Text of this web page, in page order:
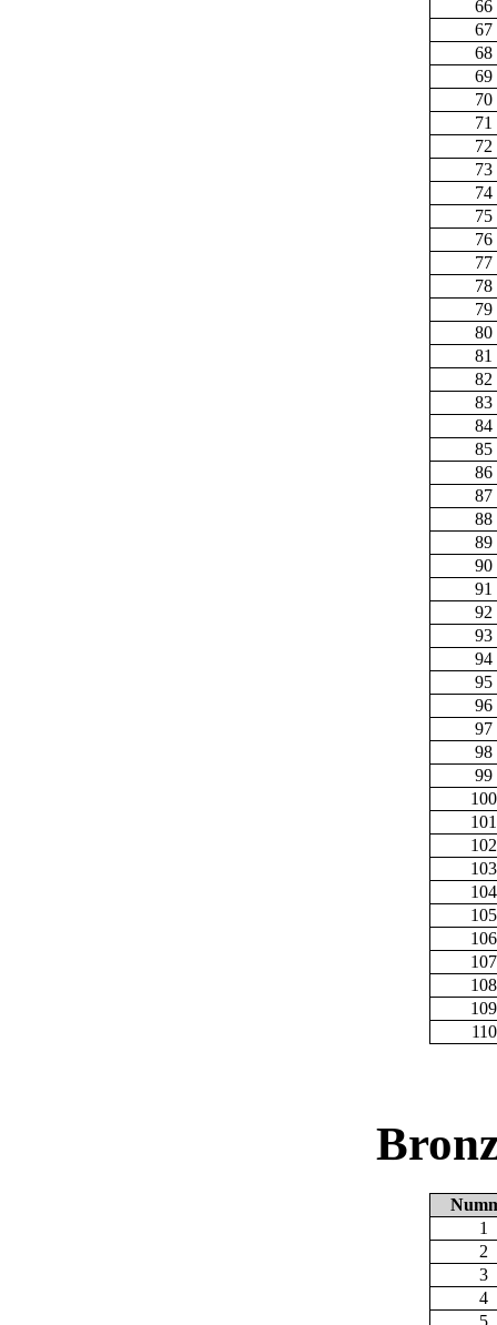
66
67
68
69
70
71
72
73
74
75
76
77
78
79
80
81
82
83
84
85
86
87
88
89
90
91
92
93
94
95
96
97
98
99
100
101
102
103
104
105
106
107
108
109
110
1
2
3
4
5